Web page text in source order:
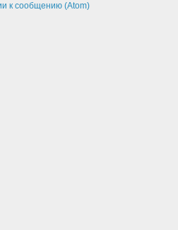
к сообщению (Atom)